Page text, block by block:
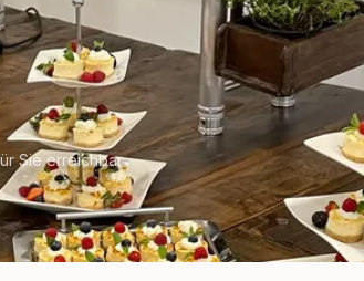
Sie erreichbar